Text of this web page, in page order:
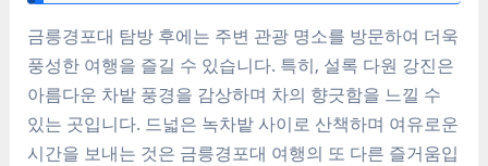
금릉경포대 탐방 후에는 주변 관광 명소를 방문하여 더욱
풍성한 여행을 즐길 수 있습니다. 특히, 설록 다원 강진은
아름다운 차밭 풍경을 감상하며 차의 향긋함을 느낄 수
있는 곳입니다. 드넓은 녹차밭 사이로 산책하며 여유로운
시간을 보내는 것은 금릉경포대 여행의 또 다른 즐거움입